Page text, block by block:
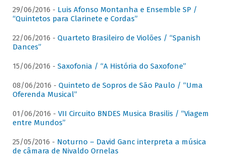
29/06/2016 - Luis Afonso Montanha e Ensemble SP /
“Quintetos para Clarinete e Cordas”
22/06/2016 - Quarteto Brasileiro de Violões / “Spanish
Dances”
15/06/2016 - Saxofonia / “A História do Saxofone”
08/06/2016 - Quinteto de Sopros de São Paulo / “Uma
Oferenda Musical”
01/06/2016 - VII Circuito BNDES Musica Brasilis / “Viagem
entre Mundos”
25/05/2016 - Noturno – David Ganc interpreta a música
de câmara de Nivaldo Ornelas